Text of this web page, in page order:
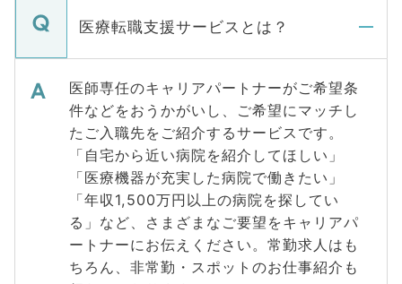
医療転職支援サービスとは？
医師専任のキャリアパートナーがご希望条
件などをおうかがいし、ご希望にマッチし
たご入職先をご紹介するサービスです。
「自宅から近い病院を紹介してほしい」
「医療機器が充実した病院で働きたい」
「年収1,500万円以上の病院を探してい
る」など、さまざまなご要望をキャリアパ
ートナーにお伝えください。常勤求人はも
ちろん、非常勤・スポットのお仕事紹介も